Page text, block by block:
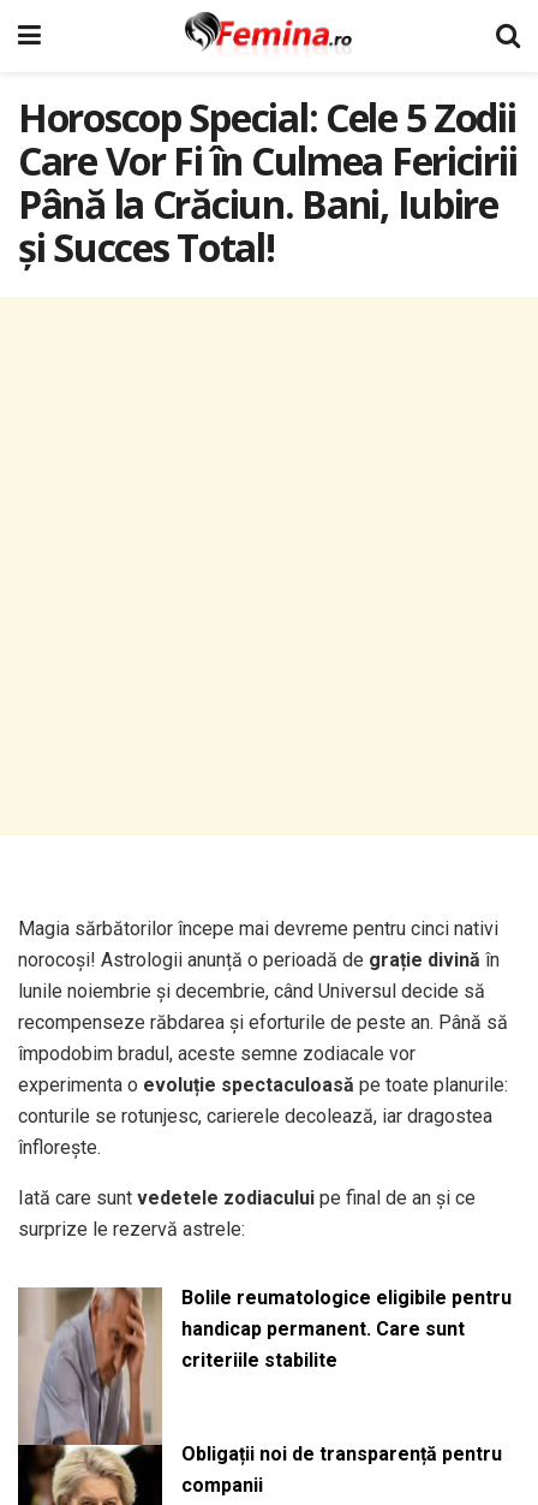
Horoscop Special: Cele 5 Zodii
Care Vor Fi în Culmea Fericirii
Până la Crăciun. Bani, Iubire
și Succes Total!
Magia sărbătorilor începe mai devreme pentru cinci nativi
norocoși! Astrologii anunță o perioadă de grație divină în
lunile noiembrie și decembrie, când Universul decide să
recompenseze răbdarea și eforturile de peste an. Până să
împodobim bradul, aceste semne zodiacale vor
experimenta o evoluție spectaculoasă pe toate planurile:
conturile se rotunjesc, carierele decolează, iar dragostea
înflorește.
Iată care sunt vedetele zodiacului pe final de an și ce
surprize le rezervă astrele:
Bolile reumatologice eligibile pentru
handicap permanent. Care sunt
criteriile stabilite
Obligații noi de transparență pentru
companii